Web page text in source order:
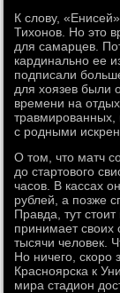
К слову,
Тихонов. Но это
для самарцев.
кардинально ее
подписали
для хоязев были
времени на
травмированных,
с родными
О том, что матч
до стартового
часов. В кассах
рублей, а позже
Правда, тут
принимает своих
тысячи человек.
Но ничего, скоро
Красноярска к
мира стадион